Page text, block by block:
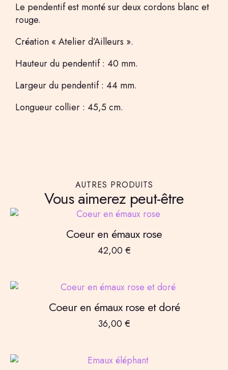
Le pendentif est monté sur deux cordons blanc et
rouge.
Création « Atelier d’Ailleurs ».
Hauteur du pendentif : 40 mm.
Largeur du pendentif : 44 mm.
Longueur collier : 45,5 cm.
AUTRES PRODUITS
Vous aimerez peut-être
Coeur en émaux rose
42,00 €
Coeur en émaux rose et doré
36,00 €